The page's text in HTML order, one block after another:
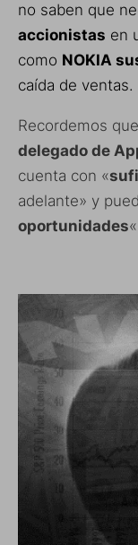
no saben que
accionistas en
como NOKIA
caída de ventas.
Recordemos
delegado de
cuenta con «
adelante» y
oportunidades